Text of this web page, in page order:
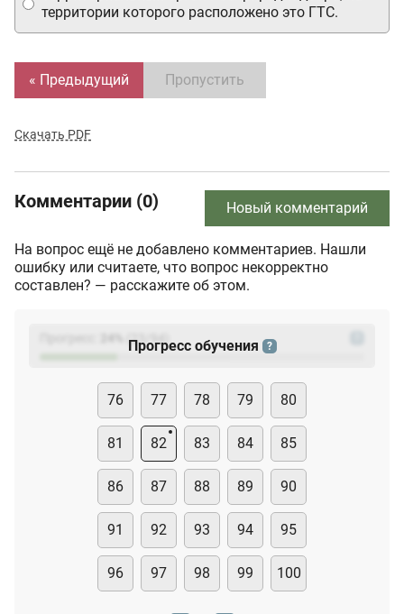
территории которого расположено это ГТС.
« Предыдущий Пропустить
Скачать PDF
Комментарии (0) Новый комментарий
На вопрос ещё не добавлено комментариев. Нашли
ошибку или считаете, что вопрос некорректно
составлен? — расскажите об этом.
(23
Прогресс обучения ?
76 77 78 79 80
81 82 83 84 85
86 87 88 89 90
91 92 93 94 95
96 97 98 99 100